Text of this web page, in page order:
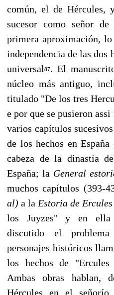
común, el de Hércules,
sucesor como señor de
primera aproximación,
independencia de las
universal87. El
núcleo más antiguo,
titulado "De los tres
e por que se pusieron
varios capítulos
de los hechos en
cabeza de la dinastía
España; la General
muchos capítulos (393-
al) a la Estoria de Ercules
los Juyzes" y en ella
discutido el
personajes históricos
los hechos de
Ambas obras hablan,
Hércules en el señorío